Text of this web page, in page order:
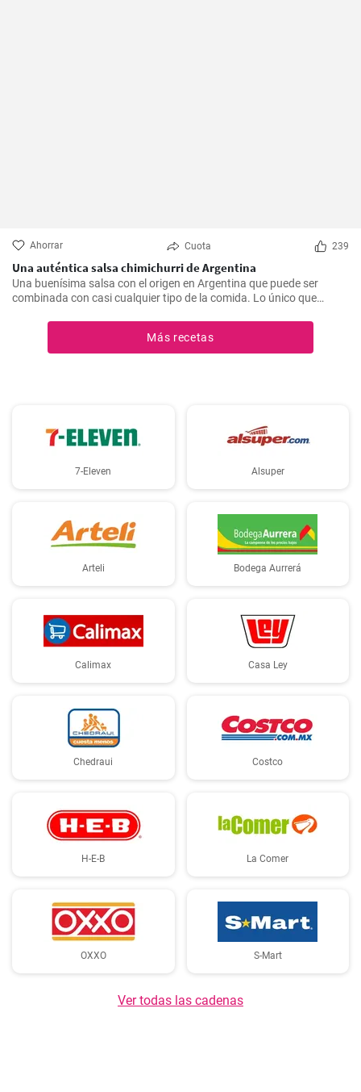
Ahorrar Cuota 239
Una auténtica salsa chimichurri de Argentina
Una buenísima salsa con el origen en Argentina que puede ser
combinada con casi cualquier tipo de la comida. Lo único que
Más recetas
7-Eleven Alsuper
Arteli Bodega Aurrerá
Calimax Casa Ley
Chedraui Costco
H-E-B La Comer
OXXO S-Mart
Ver todas las cadenas